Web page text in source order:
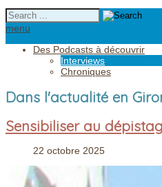
menu
Des Podcasts à découvrir
Interviews
Chroniques
Dans l'actualité en
Sensibiliser au
22 octobre 2025